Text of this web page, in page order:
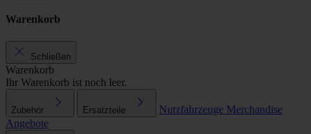
Warenkorb
Schließen
Warenkorb
Ihr Warenkorb ist noch leer.
Zubehör Ersatzteile Nutzfahrzeuge Merchandise
Angebote